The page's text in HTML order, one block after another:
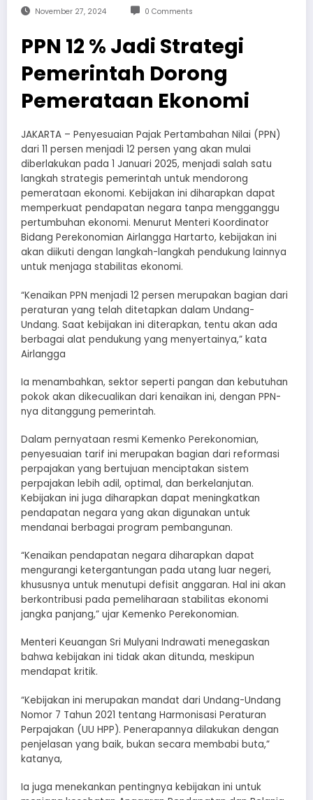
November 27, 2024 0 Comments
PPN 12 % Jadi Strategi
Pemerintah Dorong
Pemerataan Ekonomi
JAKARTA – Penyesuaian Pajak Pertambahan Nilai (PPN)
dari 11 persen menjadi 12 persen yang akan mulai
diberlakukan pada 1 Januari 2025, menjadi salah satu
langkah strategis pemerintah untuk mendorong
pemerataan ekonomi. Kebijakan ini diharapkan dapat
memperkuat pendapatan negara tanpa mengganggu
pertumbuhan ekonomi. Menurut Menteri Koordinator
Bidang Perekonomian Airlangga Hartarto, kebijakan ini
akan diikuti dengan langkah-langkah pendukung lainnya
untuk menjaga stabilitas ekonomi.
“Kenaikan PPN menjadi 12 persen merupakan bagian dari
peraturan yang telah ditetapkan dalam Undang-
Undang. Saat kebijakan ini diterapkan, tentu akan ada
berbagai alat pendukung yang menyertainya,” kata
Airlangga
Ia menambahkan, sektor seperti pangan dan kebutuhan
pokok akan dikecualikan dari kenaikan ini, dengan PPN-
nya ditanggung pemerintah.
Dalam pernyataan resmi Kemenko Perekonomian,
penyesuaian tarif ini merupakan bagian dari reformasi
perpajakan yang bertujuan menciptakan sistem
perpajakan lebih adil, optimal, dan berkelanjutan.
Kebijakan ini juga diharapkan dapat meningkatkan
pendapatan negara yang akan digunakan untuk
mendanai berbagai program pembangunan.
“Kenaikan pendapatan negara diharapkan dapat
mengurangi ketergantungan pada utang luar negeri,
khususnya untuk menutupi defisit anggaran. Hal ini akan
berkontribusi pada pemeliharaan stabilitas ekonomi
jangka panjang,” ujar Kemenko Perekonomian.
Menteri Keuangan Sri Mulyani Indrawati menegaskan
bahwa kebijakan ini tidak akan ditunda, meskipun
mendapat kritik.
“Kebijakan ini merupakan mandat dari Undang-Undang
Nomor 7 Tahun 2021 tentang Harmonisasi Peraturan
Perpajakan (UU HPP). Penerapannya dilakukan dengan
penjelasan yang baik, bukan secara membabi buta,”
katanya,
Ia juga menekankan pentingnya kebijakan ini untuk